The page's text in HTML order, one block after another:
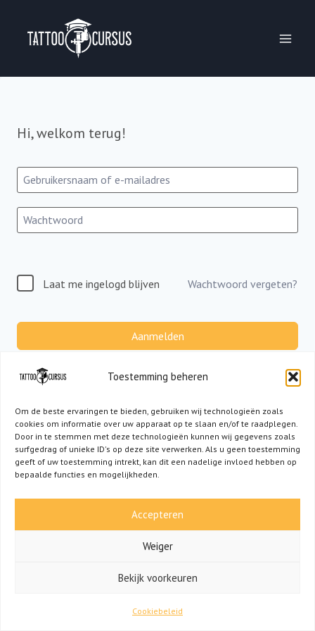
Toestemming beheren
Om de beste ervaringen te bieden, gebruiken wij technologieën zoals
cookies om informatie over uw apparaat op te slaan en/of te raadplegen.
Door in te stemmen met deze technologieën kunnen wij gegevens zoals
surfgedrag of unieke ID's op deze site verwerken. Als u geen toestemming
geeft of uw toestemming intrekt, kan dit een nadelige invloed hebben op
bepaalde functies en mogelijkheden.
Accepteren
Weiger
Bekijk voorkeuren
Cookiebeleid
Hi, welkom terug!
Laat me ingelogd blijven Wachtwoord vergeten?
Aanmelden
Geen account?Registreer nu
INFO@TATTOOCURSUS.NL!